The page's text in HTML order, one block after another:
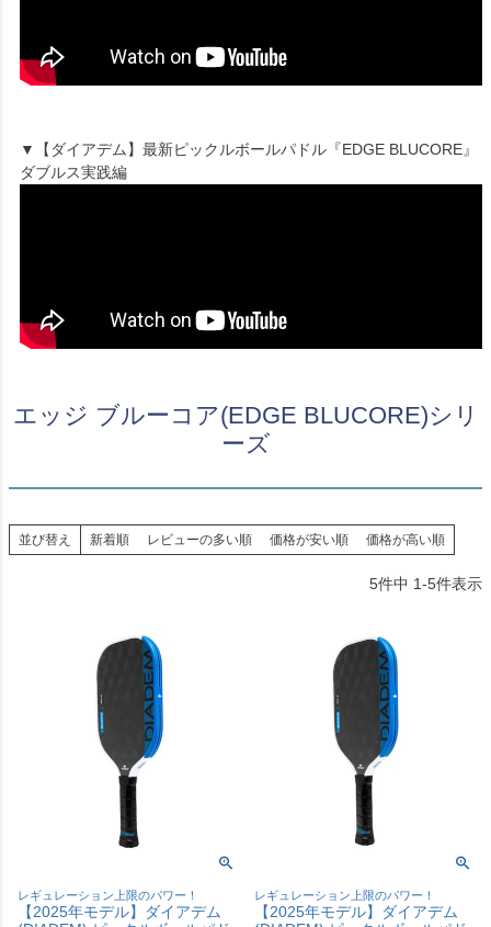
▼【ダイアデム】最新ピックルボールパドル『EDGE BLUCORE』
ダブルス実践編
エッジ ブルーコア(EDGE BLUCORE)シリ
ーズ
並び替え 新着順 レビューの多い順 価格が安い順 価格が高い順
5件中 1-5件表示
レギュレーション上限のパワー！
【2025年モデル】ダイアデム
レギュレーション上限のパワー！
【2025年モデル】ダイアデム